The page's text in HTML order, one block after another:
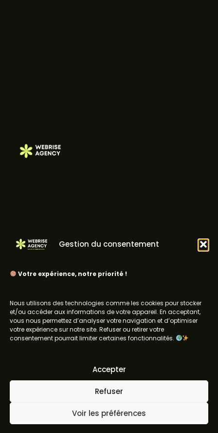
Gestion du consentement
Votre expérience, notre priorité !
Nous utilisons des technologies comme les cookies pour stocker
et/ou accéder aux informations de votre appareil. En acceptant,
vous nous permettez d’analyser votre navigation et d’optimiser
votre expérience sur notre site. Refuser ou retirer votre
consentement pourrait limiter certaines fonctionnalités.
Accepter
Refuser
Voir les préférences
Accueil À propos Projets Services Contact
Roubaix, France
Abidjan, Côte d'Ivoire
© 2026 Webrise Agency - Site créé par